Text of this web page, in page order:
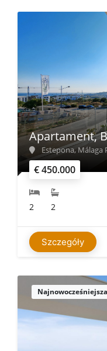
€ 450.000
Apartament,
Estepona, Málaga
2 2
Szczegóły